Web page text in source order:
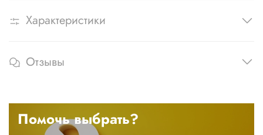
Характеристики
Отзывы
Помочь выбрать?